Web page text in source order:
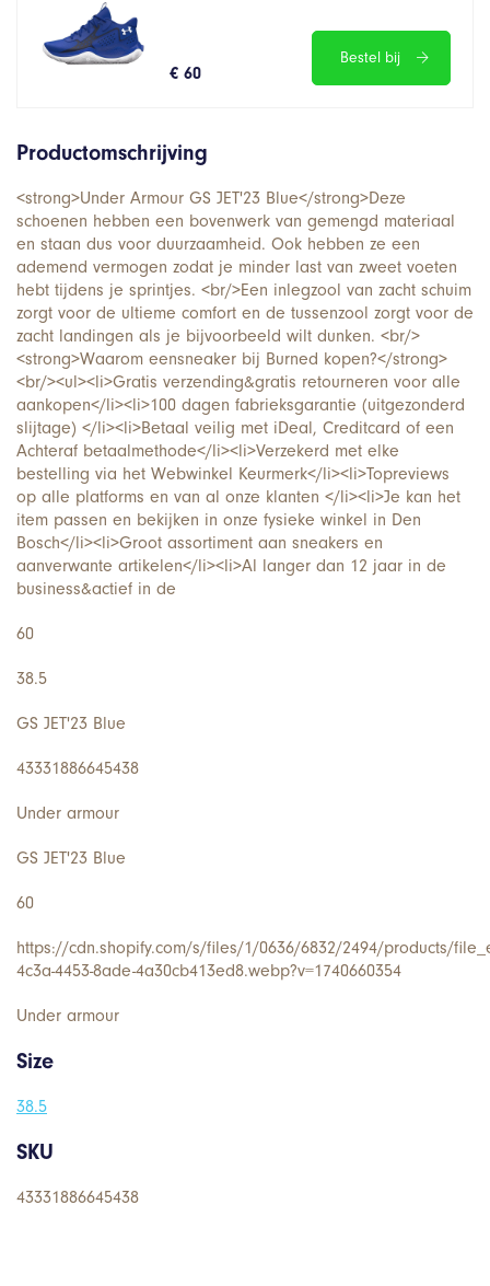
€ 60
Bestel bij
Productomschrijving
<strong>Under Armour GS JET'23 Blue</strong>Deze
schoenen hebben een bovenwerk van gemengd materiaal
en staan dus voor duurzaamheid. Ook hebben ze een
ademend vermogen zodat je minder last van zweet voeten
hebt tijdens je sprintjes. <br/>Een inlegzool van zacht schuim
zorgt voor de ultieme comfort en de tussenzool zorgt voor de
zacht landingen als je bijvoorbeeld wilt dunken. <br/>
<strong>Waarom een​​sneaker bij Burned kopen?</strong>
<br/><ul><li>Gratis verzending&gratis retourneren voor alle
aankopen</li><li>100 dagen fabrieksgarantie (uitgezonderd
slijtage) </li><li>Betaal veilig met iDeal, Creditcard of een
Achteraf betaalmethode</li><li>Verzekerd met elke
bestelling via het Webwinkel Keurmerk</li><li>Topreviews
op alle platforms en van al onze klanten </li><li>Je kan het
item passen en bekijken in onze fysieke winkel in Den
Bosch</li><li>Groot assortiment aan sneakers en
aanverwante artikelen</li><li>Al langer dan 12 jaar in de
business&actief in de
60
38.5
GS JET'23 Blue
43331886645438
Under armour
GS JET'23 Blue
60
https://cdn.shopify.com/s/files/1/0636/6832/2494/products/
4c3a-4453-8ade-4a30cb413ed8.webp?v=1740660354
Under armour
Size
38.5
SKU
43331886645438